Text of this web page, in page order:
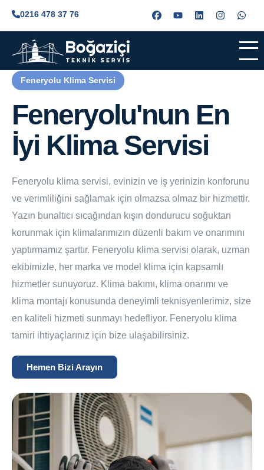
0216 478 37 76
Feneryolu Klima Servisi
Feneryolu'nun En
İyi Klima Servisi
Feneryolu klima servisi, evinizin ve iş yerinizin konforunu
ve verimliliğini sağlamak için olmazsa olmaz bir hizmettir.
Yazın bunaltıcı sıcağından kışın dondurucu soğuktan
korunmak için klimalarımızın düzenli bakım ve onarımını
yaptırmamız şarttır. Feneryolu klima servisi olarak, uzman
ekibimizle, her marka ve model klima için kapsamlı
hizmetler sunuyoruz. Klima bakımı, klima onarımı ve
klima montajı konusunda deneyimli teknisyenlerimiz, size
en kaliteli hizmeti sunmayı hedefliyor. Feneryolu klima
tamiri ihtiyaçlarınız için bize ulaşabilirsiniz.
Hemen Bizi Arayın